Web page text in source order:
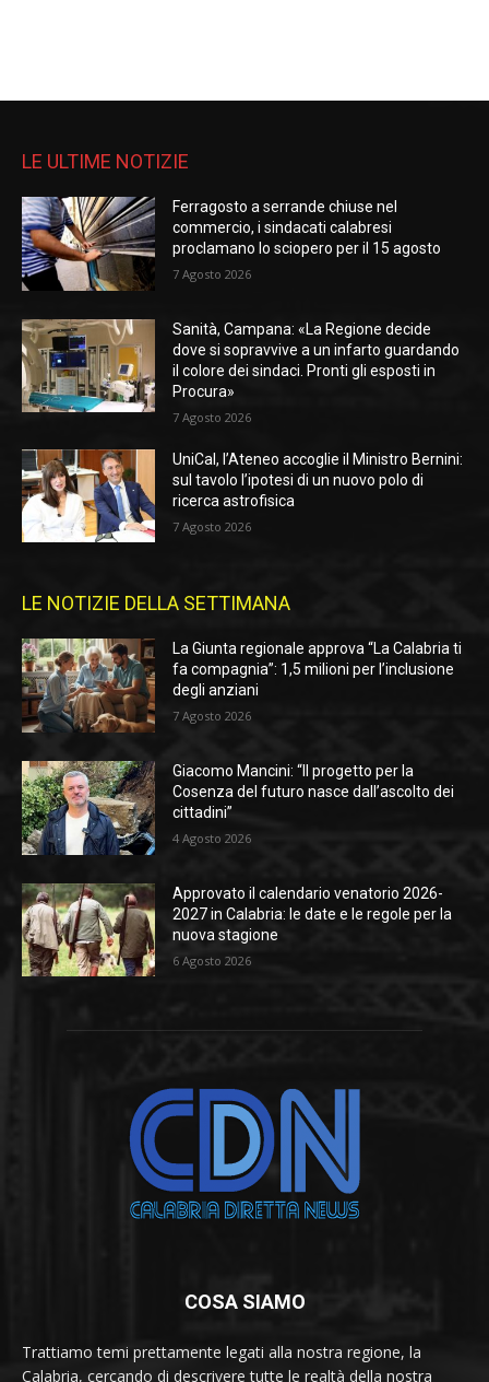
LE ULTIME NOTIZIE
Ferragosto a serrande chiuse nel
commercio, i sindacati calabresi
proclamano lo sciopero per il 15 agosto
7 Agosto 2026
Sanità, Campana: «La Regione decide
dove si sopravvive a un infarto guardando
il colore dei sindaci. Pronti gli esposti in
Procura»
7 Agosto 2026
UniCal, l’Ateneo accoglie il Ministro Bernini:
sul tavolo l’ipotesi di un nuovo polo di
ricerca astrofisica
7 Agosto 2026
LE NOTIZIE DELLA SETTIMANA
La Giunta regionale approva “La Calabria ti
fa compagnia”: 1,5 milioni per l’inclusione
degli anziani
7 Agosto 2026
Giacomo Mancini: “Il progetto per la
Cosenza del futuro nasce dall’ascolto dei
cittadini”
4 Agosto 2026
Approvato il calendario venatorio 2026-
2027 in Calabria: le date e le regole per la
nuova stagione
6 Agosto 2026
COSA SIAMO
Trattiamo temi prettamente legati alla nostra regione, la
Calabria, cercando di descrivere tutte le realtà della nostra